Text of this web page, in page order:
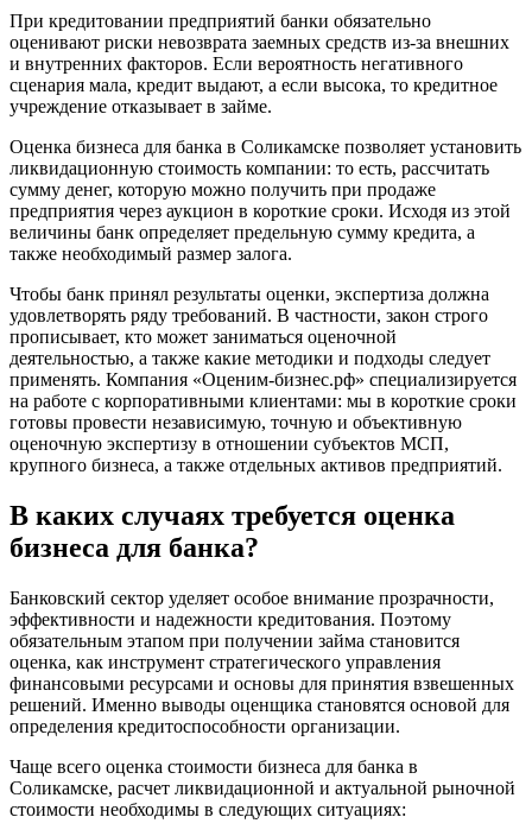
При кредитовании предприятий банки обязательно
оценивают риски невозврата заемных средств из-за внешних
и внутренних факторов. Если вероятность негативного
сценария мала, кредит выдают, а если высока, то кредитное
учреждение отказывает в займе.
Оценка бизнеса для банка в Соликамске позволяет установить
ликвидационную стоимость компании: то есть, рассчитать
сумму денег, которую можно получить при продаже
предприятия через аукцион в короткие сроки. Исходя из этой
величины банк определяет предельную сумму кредита, а
также необходимый размер залога.
Чтобы банк принял результаты оценки, экспертиза должна
удовлетворять ряду требований. В частности, закон строго
прописывает, кто может заниматься оценочной
деятельностью, а также какие методики и подходы следует
применять. Компания «Оценим-бизнес.рф» специализируется
на работе с корпоративными клиентами: мы в короткие сроки
готовы провести независимую, точную и объективную
оценочную экспертизу в отношении субъектов МСП,
крупного бизнеса, а также отдельных активов предприятий.
В каких случаях требуется оценка
бизнеса для банка?
Банковский сектор уделяет особое внимание прозрачности,
эффективности и надежности кредитования. Поэтому
обязательным этапом при получении займа становится
оценка, как инструмент стратегического управления
финансовыми ресурсами и основы для принятия взвешенных
решений. Именно выводы оценщика становятся основой для
определения кредитоспособности организации.
Чаще всего оценка стоимости бизнеса для банка в
Соликамске, расчет ликвидационной и актуальной рыночной
стоимости необходимы в следующих ситуациях:
Белово
Белогорск
Белорецк
Белореченск
Белоярский
Бердск
Березники
Бийск
Биробиджан
Бирск
Бирюч
Благовещенск
Благодарный
Богородицк
Боготол
Большой Камень
Бор
Борзя
Борисоглебск
Боровичи
Братск
Брянск
Бугульма
Бугуруслан
Бузулук
Буй
Бутурлиновка
Валдай